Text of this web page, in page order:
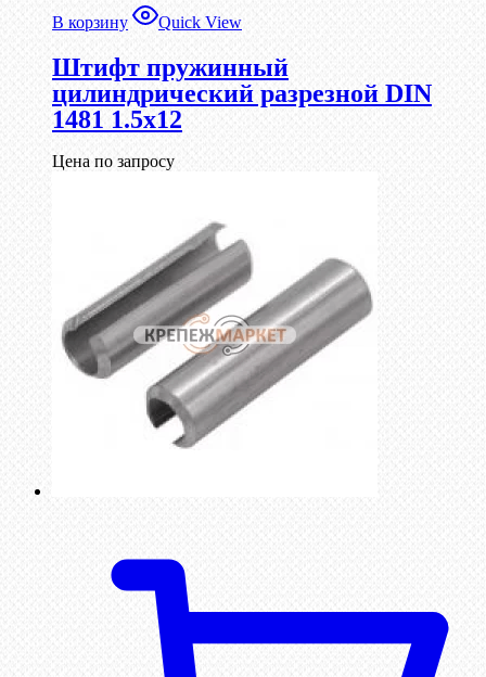
В корзину Quick View
Штифт пружинный
цилиндрический разрезной DIN
1481 1.5х12
Цена по запросу